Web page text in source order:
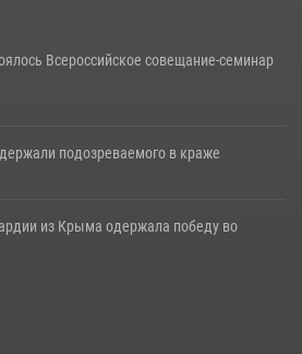
Всероссийское совещание-семинар
подозреваемого в краже
из Крыма одержала победу во